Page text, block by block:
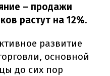
– продажи
растут на 12%.
развитие
основной
до сих пор